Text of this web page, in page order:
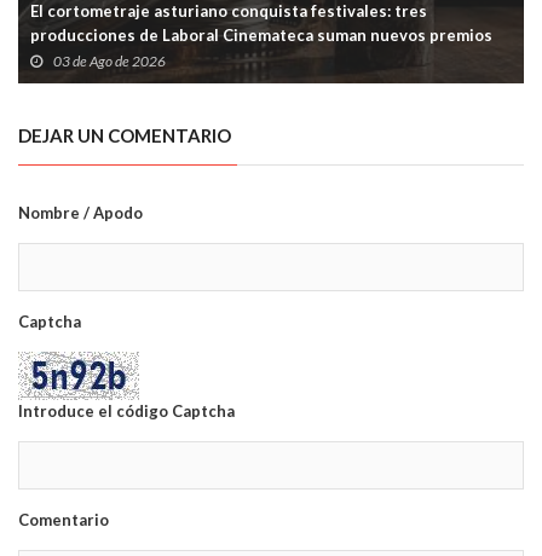
El cortometraje asturiano conquista festivales: tres
producciones de Laboral Cinemateca suman nuevos premios
03 de Ago de 2026
DEJAR UN COMENTARIO
Nombre / Apodo
Captcha
Introduce el código Captcha
Comentario